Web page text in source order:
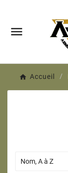

Accueil
Nom, A à Z